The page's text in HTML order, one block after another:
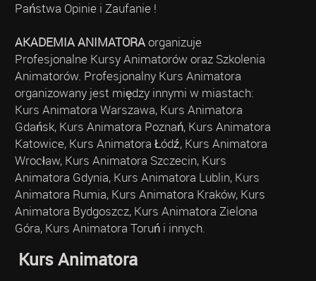
Państwa Opinie i Zaufanie !
AKADEMIA ANIMATORAorganizuje
Profesjonalne Kursy Animatorów oraz Szkolenia
Animatorów. Profesjonalny Kurs Animatora
organizowany jest między innymi w miastach:
Kurs Animatora Warszawa, Kurs Animatora
Gdańsk, Kurs Animatora Poznań, Kurs Animatora
Katowice, Kurs Animatora Łódź, Kurs Animatora
Wrocław, Kurs Animatora Szczecin, Kurs
Animatora Gdynia, Kurs Animatora Lublin, Kurs
Animatora Rumia, Kurs Animatora Kraków, Kurs
Animatora Bydgoszcz, Kurs Animatora Zielona
Góra, Kurs Animatora Toruń i innych.
Kurs Animatora